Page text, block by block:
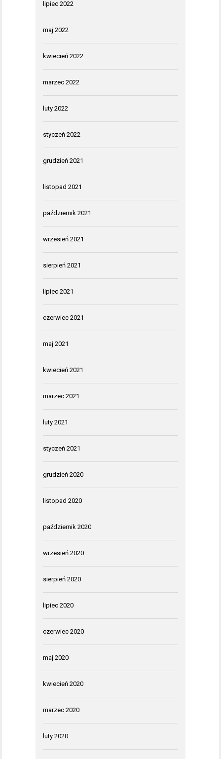
lipiec 2022
maj 2022
kwiecień 2022
marzec 2022
luty 2022
styczeń 2022
grudzień 2021
listopad 2021
październik 2021
wrzesień 2021
sierpień 2021
lipiec 2021
czerwiec 2021
maj 2021
kwiecień 2021
marzec 2021
luty 2021
styczeń 2021
grudzień 2020
listopad 2020
październik 2020
wrzesień 2020
sierpień 2020
lipiec 2020
czerwiec 2020
maj 2020
kwiecień 2020
marzec 2020
luty 2020